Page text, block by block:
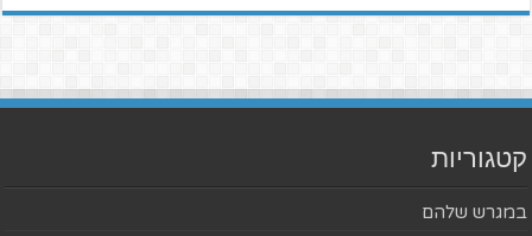
קטגוריות
במגרש שלהם